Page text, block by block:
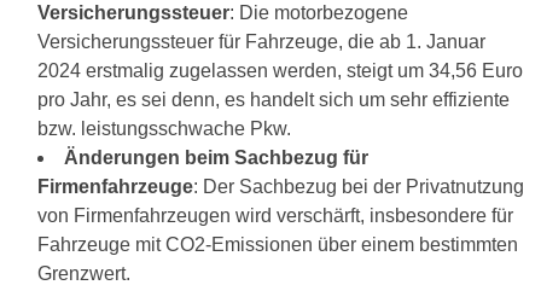
Versicherungssteuer: Die motorbezogene
Versicherungssteuer für Fahrzeuge, die ab 1. Januar
2024 erstmalig zugelassen werden, steigt um 34,56 Euro
pro Jahr, es sei denn, es handelt sich um sehr effiziente
bzw. leistungsschwache Pkw.
Änderungen beim Sachbezug für
Firmenfahrzeuge: Der Sachbezug bei der Privatnutzung
von Firmenfahrzeugen wird verschärft, insbesondere für
Fahrzeuge mit CO2-Emissionen über einem bestimmten
Grenzwert.